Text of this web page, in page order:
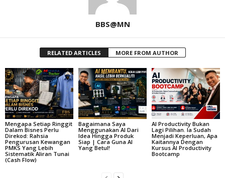
BBS@MN
RELATED ARTICLES MORE FROM AUTHOR
Mengapa Setiap Ringgit
Dalam Bisnes Perlu
Direkod: Rahsia
Pengurusan Kewangan
PMKS Yang Lebih
Sistematik Aliran Tunai
(Cash Flow)
Bagaimana Saya
Menggunakan AI Dari
Idea Hingga Produk
Siap | Cara Guna AI
Yang Betul!
AI Productivity Bukan
Lagi Pilihan. Ia Sudah
Menjadi Keperluan, Apa
Kaitannya Dengan
Kursus AI Productivity
Bootcamp